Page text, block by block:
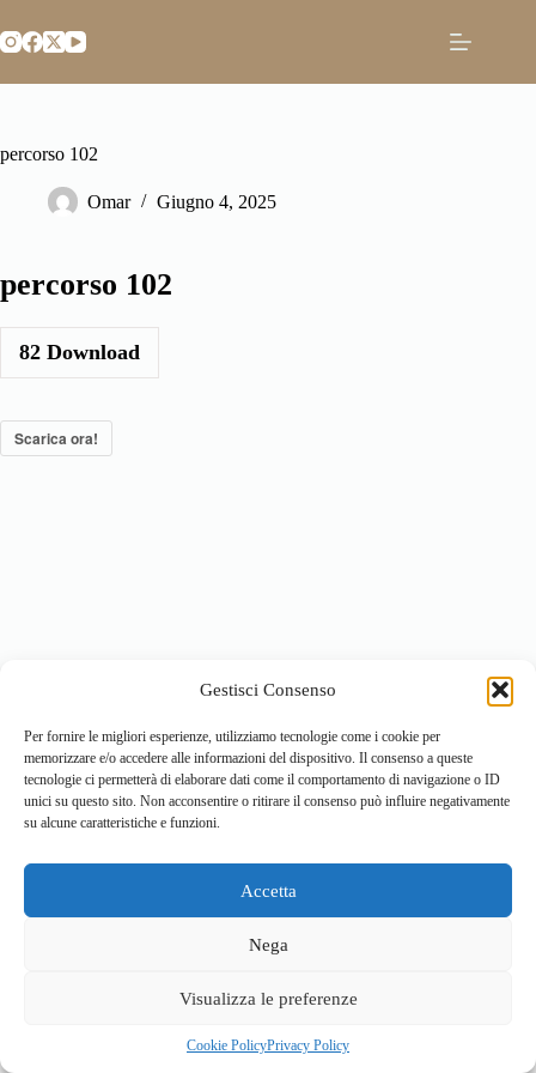
Gestisci Consenso
Per fornire le migliori esperienze, utilizziamo tecnologie come i cookie per
memorizzare e/o accedere alle informazioni del dispositivo. Il consenso a queste
tecnologie ci permetterà di elaborare dati come il comportamento di navigazione o ID
unici su questo sito. Non acconsentire o ritirare il consenso può influire negativamente
su alcune caratteristiche e funzioni.
Accetta
Nega
Visualizza le preferenze
Cookie PolicyPrivacy Policy
al
contenuto
percorso 102
Omar Giugno 4, 2025
percorso 102
82 Download
Scarica ora!
Vivi la Montagna
Cucina e prodotti tipici